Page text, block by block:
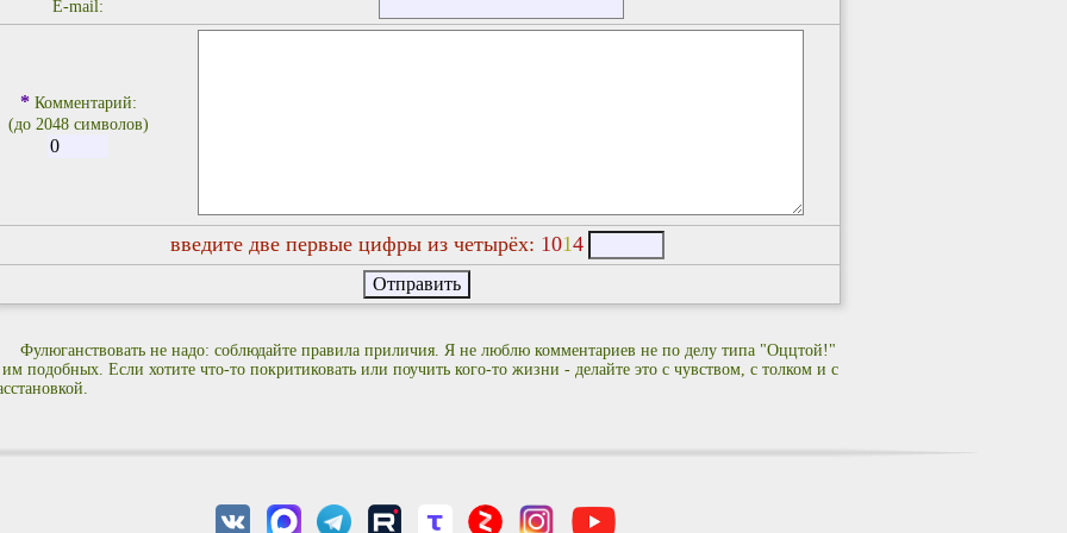
E-mail:
* Комментарий:
(до 2048 символов)
введите две первые цифры из четырёх: 1014
Фулюганствовать не надо: соблюдайте правила приличия. Я не люблю комментариев не по делу типа "Оццтой!"
подобных. Если хотите что-то покритиковать или поучить кого-то жизни - делайте это с чувством, с толком и с